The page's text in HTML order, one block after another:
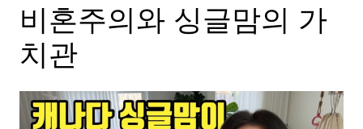
비혼주의와 싱글맘의 가
치관